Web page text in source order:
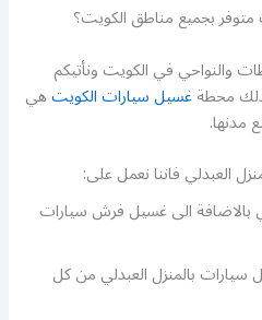
بجميع مناطق الكويت؟
والنواحي في الكويت ونأتيكم
محطةغسيل سيارات الكويتهي
مدنها.
العبدلي فاننا نعمل على:
الى غسيل فرش سيارات
بالمنزل العبدلي من كل